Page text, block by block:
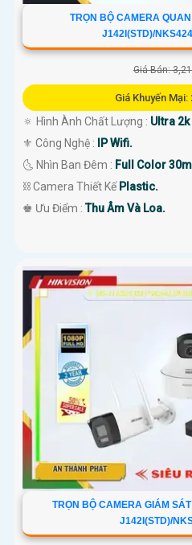
TRỌN BỘ CAMERA
J142I(STD)/
Giá Bán:
Giá Khuyến Mại:
🔅 Hình Ành Chất Lượng : Ultra 2k
⚜️ Công Nghệ :
IP Wifi.
🌜 Nhìn Ban Đêm : Full Color
⛓ Camera Thiết Kế Plastic.
️♚ Ưu Điểm :Thu Âm Và Loa.
TRỌN BỘ CAMERA GIÁM
J142I(STD)/